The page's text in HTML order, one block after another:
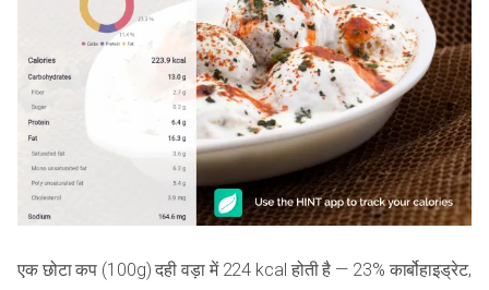
एक छोटा कप (100g) दही वड़ा में 224 kcal होती है — 23% कार्बोहाइड्रेट,